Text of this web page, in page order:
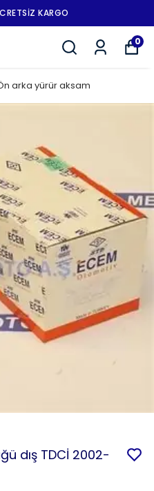
KARGO
0
arka yürür aksam
dış TDCİ 2002-